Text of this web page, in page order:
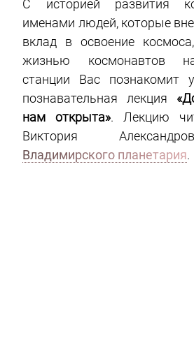
С историей развития
именами людей, которые
вклад в освоение
жизнью космонавтов
станции Вас познакомит
познавательная лекция
нам открыта». Лекцию
Виктория
Владимирского планетария.